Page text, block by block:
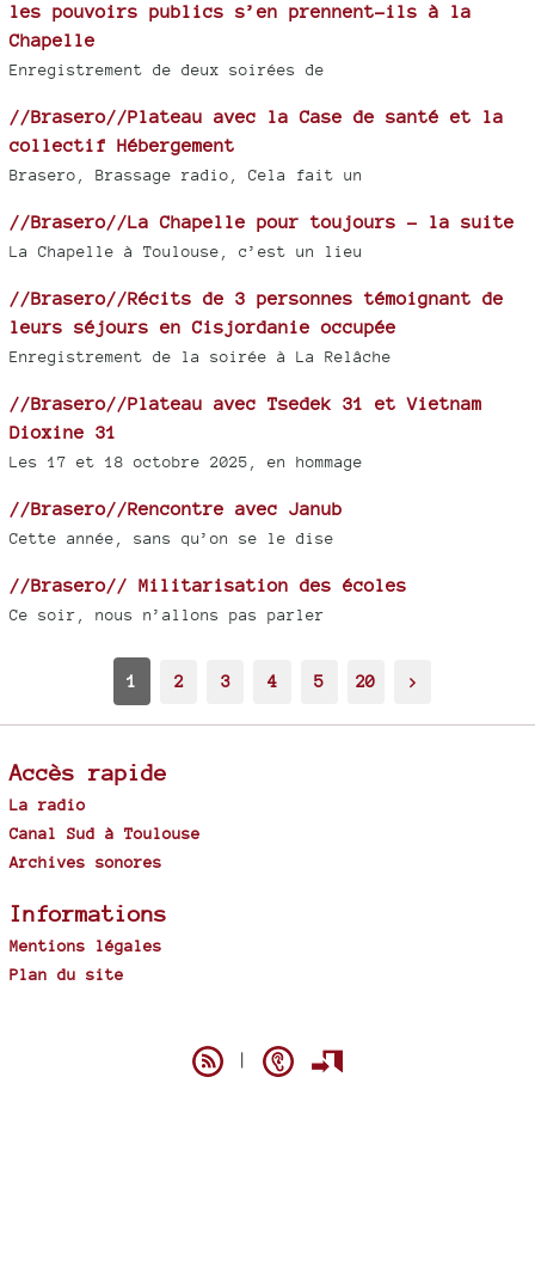
les pouvoirs publics s’en prennent-ils à la
Chapelle
Enregistrement de deux soirées de
//Brasero//Plateau avec la Case de santé et la
collectif Hébergement
Brasero, Brassage radio, Cela fait un
//Brasero//La Chapelle pour toujours - la suite
La Chapelle à Toulouse, c’est un lieu
//Brasero//Récits de 3 personnes témoignant de
leurs séjours en Cisjordanie occupée
Enregistrement de la soirée à La Relâche
//Brasero//Plateau avec Tsedek 31 et Vietnam
Dioxine 31
Les 17 et 18 octobre 2025, en hommage
//Brasero//Rencontre avec Janub
Cette année, sans qu’on se le dise
//Brasero// Militarisation des écoles
Ce soir, nous n’allons pas parler
1 2 3 4 5 20 >
Accès rapide
La radio
Canal Sud à Toulouse
Archives sonores
Informations
Mentions légales
Plan du site
|